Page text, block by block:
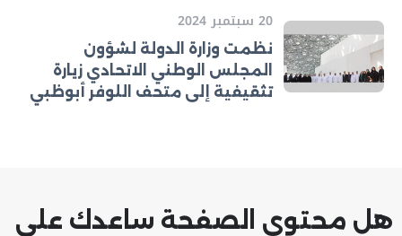
20 سبتمبر 2024
نظمت وزارة الدولة لشؤون
المجلس الوطني الاتحادي زيارة
تثقيفية إلى متحف اللوفر أبوظبي
هل محتوى الصفحة ساعدك على